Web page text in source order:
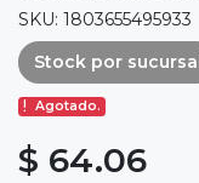
SKU: 1803655495933
Stock por
Agotado.
$ 64.06